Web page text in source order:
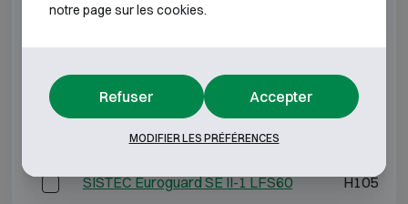
FEU 60P
Modèle Dimensions
SISTEC Euroguard SE II-0 LFS60
SISTEC Euroguard SE II-1 LFS60 H1050
notre page sur les cookies.
Refuser Accepter
MODIFIER LES PRÉFÉRENCES